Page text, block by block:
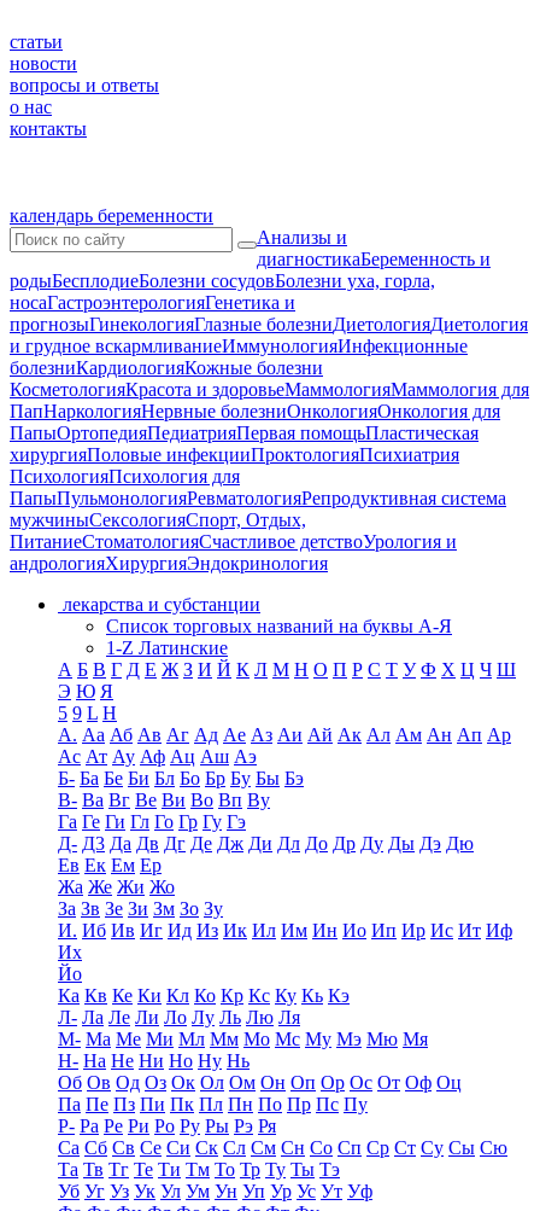
статьи
новости
вопросы и ответы
о нас
контакты
календарь беременности
Анализы и
диагностикаБеременность и
родыБесплодиеБолезни сосудовБолезни уха, горла,
носаГастроэнтерологияГенетика и
прогнозыГинекологияГлазные болезниДиетологияДиетология
и грудное вскармливаниеИммунологияИнфекционные
болезниКардиологияКожные болезни
КосметологияКрасота и здоровьеМаммологияМаммология для
ПапНаркологияНервные болезниОнкологияОнкология для
ПапыОртопедияПедиатрияПервая помощьПластическая
хирургияПоловые инфекцииПроктологияПсихиатрия
ПсихологияПсихология для
ПапыПульмонологияРевматологияРепродуктивная система
мужчиныСексологияСпорт, Отдых,
ПитаниеСтоматологияСчастливое детствоУрология и
андрологияХирургияЭндокринология
лекарства и субстанции
Список торговых названий на буквы А-Я
1-Z Латинские
А Б В Г Д Е Ж З И Й К Л М Н О П Р С Т У Ф Х Ц Ч Ш
Э Ю Я
5 9 L H
А. Аа Аб Ав Аг Ад Ае Аз Аи Ай Ак Ал Ам Ан Ап Ар
Ас Ат Ау Аф Ац Аш Аэ
Б- Ба Бе Би Бл Бо Бр Бу Бы Бэ
В- Ва Вг Ве Ви Во Вп Ву
Га Ге Ги Гл Го Гр Гу Гэ
Д- Д3 Да Дв Дг Де Дж Ди Дл До Др Ду Ды Дэ Дю
Ев Ек Ем Ер
Жа Же Жи Жо
За Зв Зе Зи Зм Зо Зу
И. Иб Ив Иг Ид Из Ик Ил Им Ин Ио Ип Ир Ис Ит Иф
Их
Йо
Ка Кв Ке Ки Кл Ко Кр Кс Ку Кь Кэ
Л- Ла Ле Ли Ло Лу Ль Лю Ля
М- Ма Ме Ми Мл Мм Мо Мс Му Мэ Мю Мя
Н- На Не Ни Но Ну Нь
Об Ов Од Оз Ок Ол Ом Он Оп Ор Ос От Оф Оц
Па Пе Пз Пи Пк Пл Пн По Пр Пс Пу
Р- Ра Ре Ри Ро Ру Ры Рэ Ря
Са Сб Св Се Си Ск Сл См Сн Со Сп Ср Ст Су Сы Сю
Та Тв Тг Те Ти Тм То Тр Ту Ты Тэ
Уб Уг Уз Ук Ул Ум Ун Уп Ур Ус Ут Уф